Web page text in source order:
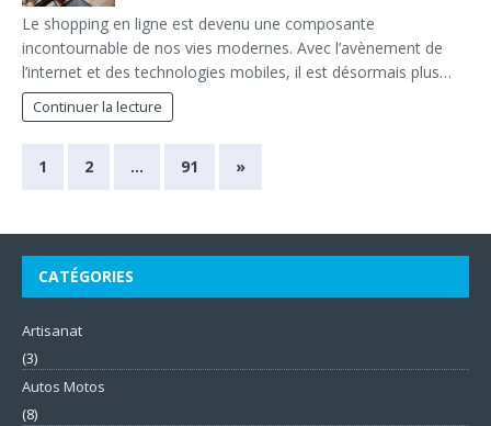
Le shopping en ligne est devenu une composante
incontournable de nos vies modernes. Avec l’avènement de
l’internet et des technologies mobiles, il est désormais plus…
Continuer la lecture
1 2 … 91 »
CATÉGORIES
Artisanat
(3)
Autos Motos
(8)